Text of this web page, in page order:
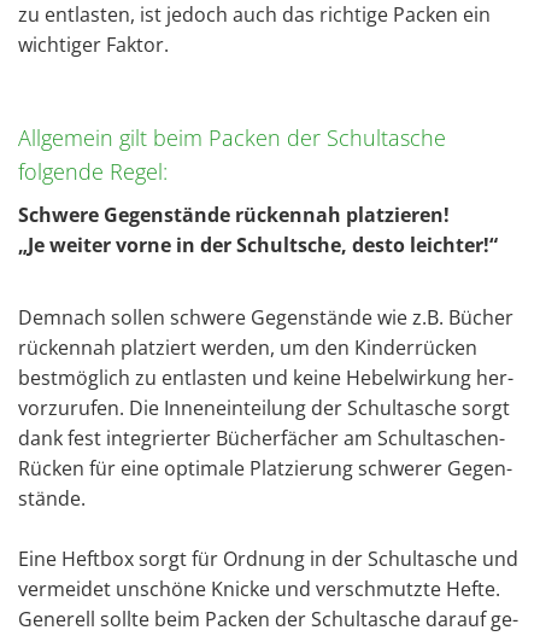
zu ent­las­ten, ist je­doch auch das rich­ti­ge Pa­cken ein
wich­ti­ger Fak­tor.
Allgemein gilt beim Packen der Schultasche
folgende Regel:
Schwe­re Ge­gen­stän­de rü­cken­nah plat­zie­ren!
„Je wei­ter vorne in der Schult­sche, desto leich­ter!“
Dem­nach sol­len schwe­re Ge­gen­stän­de wie z.B. Bü­cher
rü­cken­nah plat­ziert wer­den, um den Kin­der­rü­cken
best­mög­lich zu ent­las­ten und keine He­bel­wir­kung her­
vor­zu­ru­fen. Die In­nen­ein­tei­lung der Schul­ta­sche sorgt
dank fest in­te­grier­ter Bü­cher­fä­cher am Schul­ta­schen-
Rü­cken für eine op­ti­ma­le Plat­zie­rung schwe­rer Ge­gen­
stän­de.
Eine Heft­box sorgt für Ord­nung in der Schul­ta­sche und
ver­mei­det un­schö­ne Kni­cke und ver­schmutz­te Hefte.
Ge­ne­rell soll­te beim Pa­cken der Schul­ta­sche dar­auf ge­